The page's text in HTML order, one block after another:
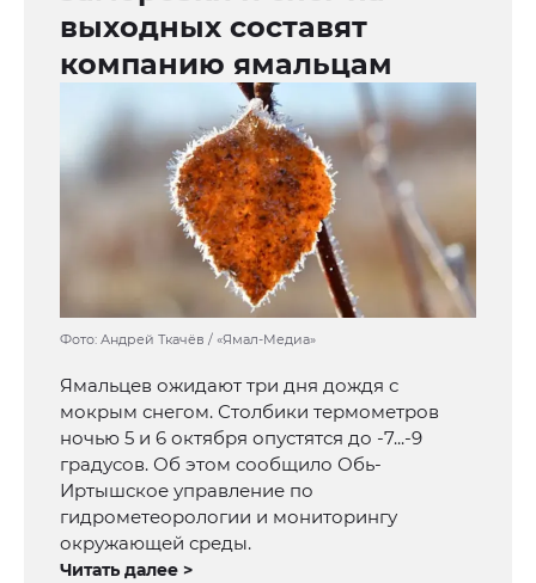
выходных составят
компанию ямальцам
Фото: Андрей Ткачёв / «Ямал-Медиа»
Ямальцев ожидают три дня дождя с
мокрым снегом. Столбики термометров
ночью 5 и 6 октября опустятся до -7...-9
градусов. Об этом сообщило Обь-
Иртышское управление по
гидрометеорологии и мониторингу
окружающей среды.
Читать далее >